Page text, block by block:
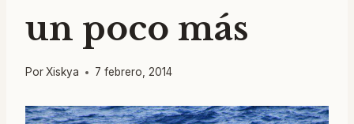
un poco más
PorXiskya 7 febrero, 2014